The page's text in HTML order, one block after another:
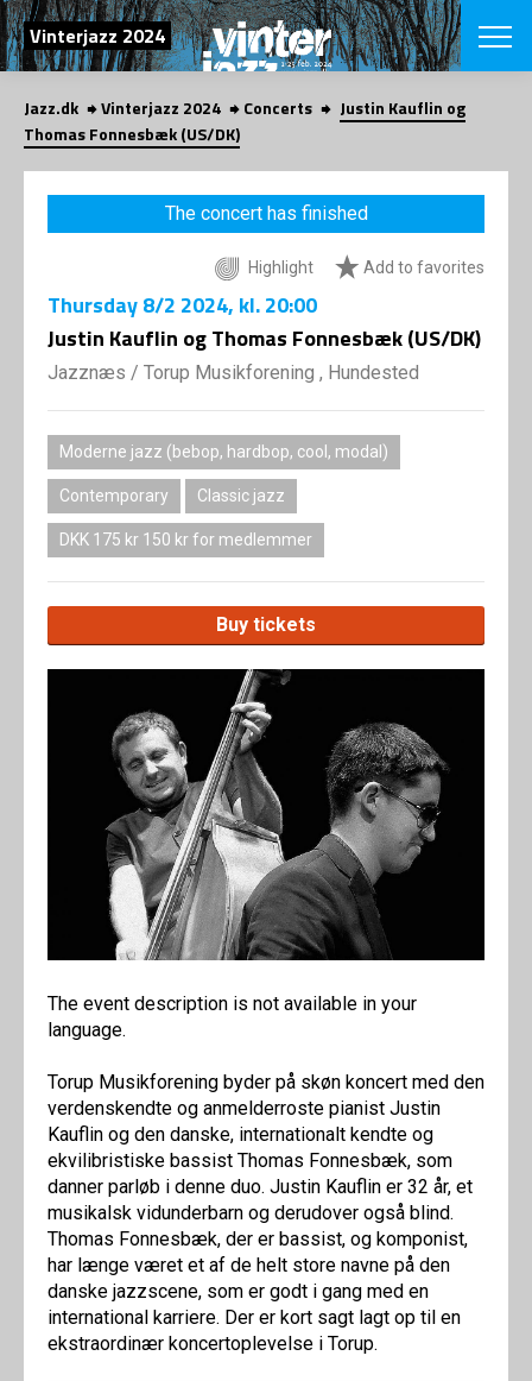
SEARCH
Vinterjazz 2024
Danish
CHOOSE
VINTERJAZZ
Themes
LOCATIONS
App
Jazz.dk Vinterjazz 2024 Concerts
Justin Kauflin og
Thomas Fonnesbæk (US/DK)
The concert has finished
Highlight Add to favorites
Thursday8/2 2024, kl. 20:00
Justin Kauflin og Thomas Fonnesbæk (US/DK)
Jazznæs / Torup Musikforening , Hundested
Moderne jazz (bebop, hardbop, cool, modal)
Contemporary Classic jazz
DKK 175 kr 150 kr for medlemmer
Buy tickets
The event description is not available in your
language.
Torup Musikforening byder på skøn koncert med den
verdenskendte og anmelderroste pianist Justin
Kauflin og den danske, internationalt kendte og
ekvilibristiske bassist Thomas Fonnesbæk, som
danner parløb i denne duo. Justin Kauflin er 32 år, et
musikalsk vidunderbarn og derudover også blind.
Thomas Fonnesbæk, der er bassist, og komponist,
har længe været et af de helt store navne på den
danske jazzscene, som er godt i gang med en
international karriere. Der er kort sagt lagt op til en
ekstraordinær koncertoplevelse i Torup.